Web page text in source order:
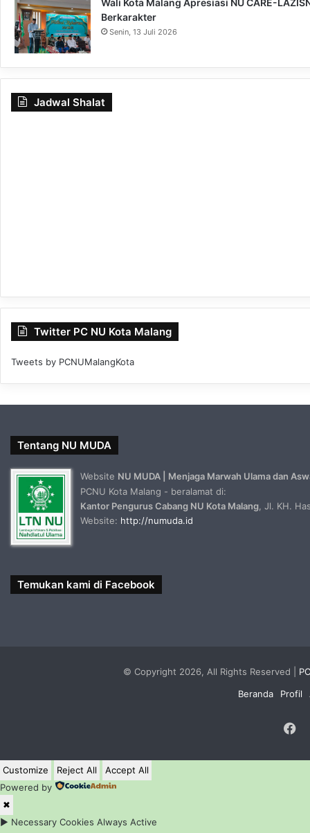
Wali Kota Malang Apresiasi NU CARE-
Berkarakter
Senin, 13 Juli 2026
Jadwal Shalat
Twitter PC NU Kota Malang
Tweets by PCNUMalangKota
Tentang NU MUDA
Website NU MUDA | Menjaga Marwah Ulama dan
PCNU Kota Malang - beralamat di:
Kantor Pengurus Cabang NU Kota Malang , Jl. KH.
Website: http://numuda.id
Temukan kami di Facebook
© Copyright 2026, All Rights Reserved |
Beranda
Profil
Customize Reject All
Accept All
Powered by
✖
► Necessary Cookies Always Active